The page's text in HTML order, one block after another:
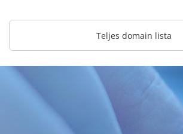
Teljes domain lista